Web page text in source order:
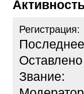
Регистрация:
Звание: